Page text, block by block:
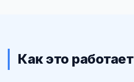
Как это работает